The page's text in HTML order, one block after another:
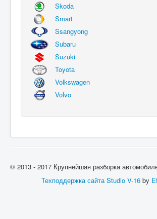
Skoda
Smart
Ssangyong
Subaru
Suzuki
Toyota
Volkswagen
Volvo
© 2013 - 2017 Крупнейшая разборка
Техподдержка сайта Studio V-16by